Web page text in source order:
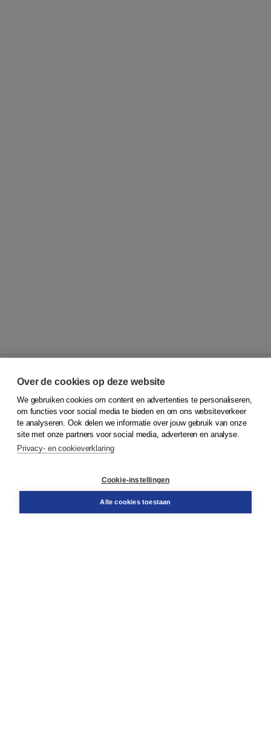
© 2026Koninklijke Boom uitgevers
Klantenservice
Service & informatie
Contact
Over de cookies op deze website
We gebruiken cookies om content en advertenties te personaliseren,
om functies voor social media te bieden en om ons websiteverkeer
te analyseren. Ook delen we informatie over jouw gebruik van onze
site met onze partners voor social media, adverteren en analyse.
Privacy- en cookieverklaring
Cookie-instellingen
Alle cookies toestaan